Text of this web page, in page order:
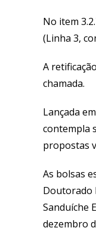
No item
(Linha 3,
A
chamada.
Lançada
contempla
propostas
As bolsas
Doutorado
Sanduíche
dezembro